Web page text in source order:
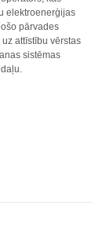
elektroenerģijas
pārvades
attīstību vērstas
sistēmas